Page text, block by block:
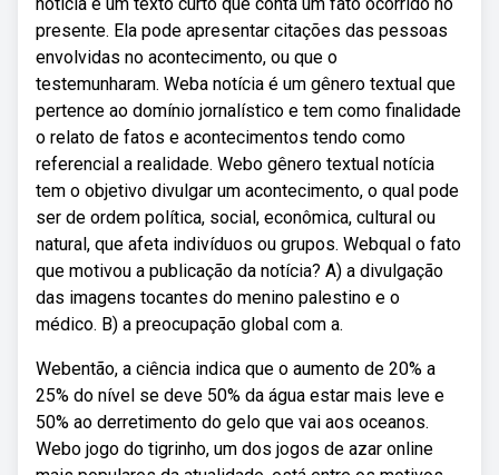
presente. Ela pode apresentar citações das pessoas
envolvidas no acontecimento, ou que o
testemunharam. Weba notícia é um gênero textual que
pertence ao domínio jornalístico e tem como finalidade
o relato de fatos e acontecimentos tendo como
referencial a realidade. Webo gênero textual notícia
tem o objetivo divulgar um acontecimento, o qual pode
ser de ordem política, social, econômica, cultural ou
natural, que afeta indivíduos ou grupos. Webqual o fato
que motivou a publicação da notícia? A) a divulgação
das imagens tocantes do menino palestino e o
médico. B) a preocupação global com a.
Webentão, a ciência indica que o aumento de 20% a
25% do nível se deve 50% da água estar mais leve e
50% ao derretimento do gelo que vai aos oceanos.
Webo jogo do tigrinho, um dos jogos de azar online